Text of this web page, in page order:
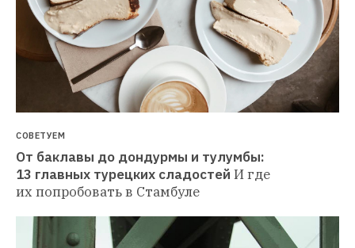
СОВЕТУЕМ
От баклавы до дондурмы и тулумбы:
13 главных турецких сладостей И где
их попробовать в Стамбуле